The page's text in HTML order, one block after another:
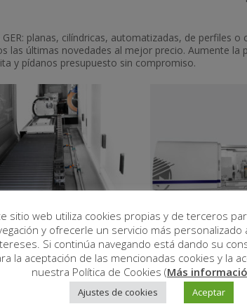
planas, cilíndricas, automatizadas, de perfiles
las últimas novedades al mejor precio. Aumente
y pídanos presupuesto sin compromiso.
Leer Más Leer
CP-CNC
sitio web utiliza cookies propias y de terceros
y ofrecerle un servicio más personalizado
Si continúa navegando está dando su
la aceptación de las mencionadas cookies y la
nuestra Política de Cookies (Más
Ajustes de cookies Aceptar